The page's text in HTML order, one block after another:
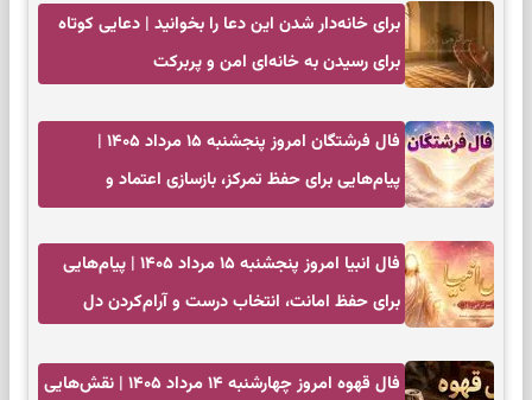
برای خانه‌دار شدن این دعا را بخوانید | دعایی کوتاه
برای رسیدن به خانه‌ای امن و پربرکت
فال فرشتگان امروز پنجشنبه ۱۵ مرداد ۱۴۰۵ |
پیام‌هایی برای حفظ تمرکز، بازسازی اعتماد و
فال انبیا امروز پنجشنبه ۱۵ مرداد ۱۴۰۵ | پیام‌هایی
برای حفظ امانت، انتخاب درست و آرام‌کردن دل
فال قهوه امروز چهارشنبه ۱۴ مرداد ۱۴۰۵ | نقش‌هایی